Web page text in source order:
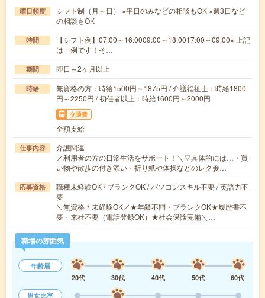
曜日頻度
シフト制（月～日） ※平日のみなどの相談もOK ※週3日など
の相談もOK
時間
【シフト例】07:00～16:0009:00～18:0017:00～09:00※ 上記
は一例です！そ…
期間 即日～2ヶ月以上
時給
無資格の方：時給1500円～1875円 / 介護福祉士：時給1800
円～2250円 / 初任者以上：時給1600円～2000円
交通費
全額支給
仕事内容
介護関連
／利用者の方の日常生活をサポート！＼▽具体的には…・買
い物や散歩の付き添い・折り紙や体操などのレク参…
応募資格
職種未経験OK / ブランクOK / パソコンスキル不要 / 英語力不
要
＼無資格＊未経験OK／★年齢不問・ブランクOK★履歴書不
要・来社不要（電話登録OK）★社会保険完備＼…
職場の雰囲気
年齢層
20代
30代 40代 50代
60代
男女比率